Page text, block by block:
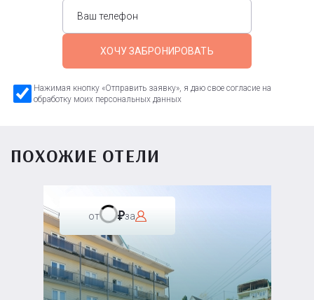
ХОЧУ ЗАБРОНИРОВАТЬ
Нажимая кнопку «Отправить заявку», я даю свое согласие на
обработку моих персональных данных
ПОХОЖИЕ ОТЕЛИ
от за